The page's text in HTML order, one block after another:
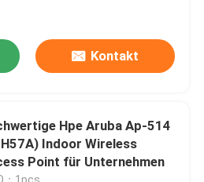
Kontakt
Hpe Aruba Ap-514
Indoor Wireless
Point für Unternehmen